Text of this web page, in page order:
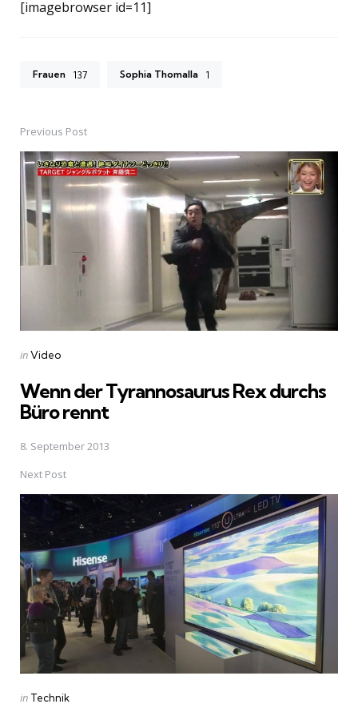
[imagebrowser id=11]
Frauen 137 Sophia Thomalla 1
Post
navigation
Previous Post
Posted
inVideo
Wenn der Tyrannosaurus Rex durchs
Büro rennt
8. September 2013
Next Post
Posted
in Technik